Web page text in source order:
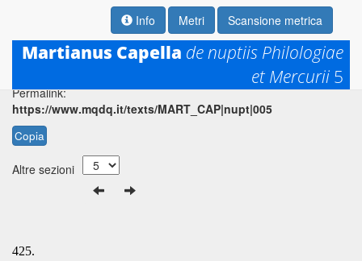
Info Metri Scansione metrica
Martianus Capella de nuptiis Philologiae
et Mercurii5
Permalink:
https://www.mqdq.it/texts/MART_CAP|nupt|005
Copia
Altre sezioni
425.